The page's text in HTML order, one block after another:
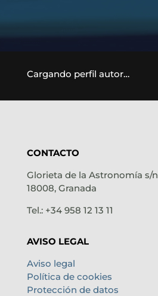
Cargando perfil autor…
CONTACTO
Glorieta de la Astronomía s/n
18008, Granada
Tel.: +34 958 12 13 11
AVISO LEGAL
Aviso legal
Política de cookies
Protección de datos